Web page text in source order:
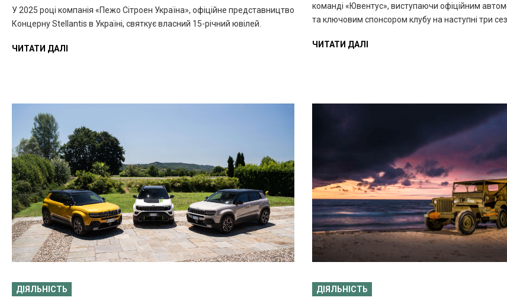
У 2025 році компанія «Пежо Сітроен Україна», офіційне представництво
Концерну Stellantis в Україні, святкує власний 15-річний ювілей.
ЧИТАТИ ДАЛІ
команді «Ювентус», виступаючи офіційним
та ключовим спонсором клубу на наступні три
ЧИТАТИ ДАЛІ
ДІЯЛЬНІСТЬ ДІЯЛЬНІСТЬ